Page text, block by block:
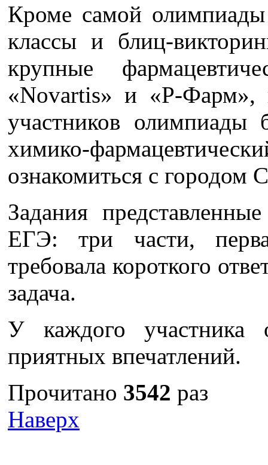
Кроме самой олимпиады
классы и блиц-
крупные
«Novartis» и «Р-Фарм»,
участников олимпиады
химико-
ознакомиться с городом
Задания
ЕГЭ: три части,
требовала короткого
задача.
У каждого участника
приятных впечатлений.
Прочитано 3542 раз
Наверх